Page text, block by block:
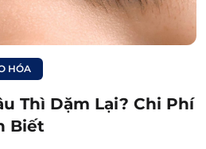
cơ, xóa nhăn hiệu quả, không
gian phục hồi nhanh chóng.
căng chỉ vùng mắt
phù hợp để thực hiện
mắt:
HÓA
Thì Dặm Lại? Chi Phí
Biết